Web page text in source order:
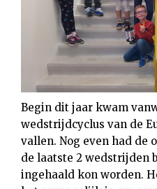
Begin dit jaar kwam
wedstrijdcyclus van de
vallen. Nog even had de
de laatste 2 wedstrijden
ingehaald kon worden.